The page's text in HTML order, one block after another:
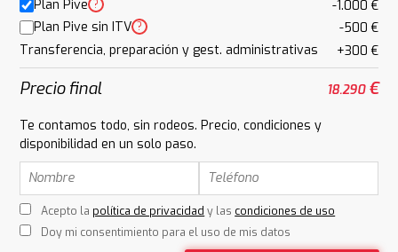
Plan Pive ?
-1.000 €
Plan Pive sin ITV ?
-500 €
Transferencia, preparación y gest. administrativas
+300 €
Precio final 18.290€
Te contamos todo, sin rodeos. Precio, condiciones y
disponibilidad en un solo paso.
Acepto la política de privacidad y las condiciones de uso
Doy mi consentimiento para el uso de mis datos